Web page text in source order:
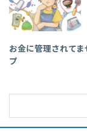
お金に管理されて
プ